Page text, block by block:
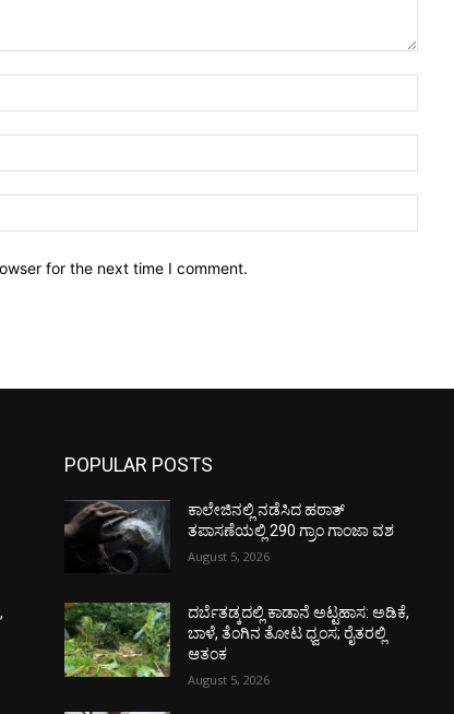
for the next time I comment.
POPULAR POSTS
ಕಾಲೇಜಿನಲ್ಲಿ ನಡೆಸಿದ ಹಠಾತ್
ತಪಾಸಣೆಯಲ್ಲಿ 290 ಗ್ರಾಂ ಗಾಂಜಾ ವಶ
August 5, 2026
ದರ್ಬೆತಡ್ಕದಲ್ಲಿ ಕಾಡಾನೆ ಅಟ್ಟಹಾಸ: ಅಡಿಕೆ,
ಬಾಳೆ, ತೆಂಗಿನ ತೋಟ ಧ್ವಂಸ; ರೈತರಲ್ಲಿ
ಆತಂಕ
August 5, 2026